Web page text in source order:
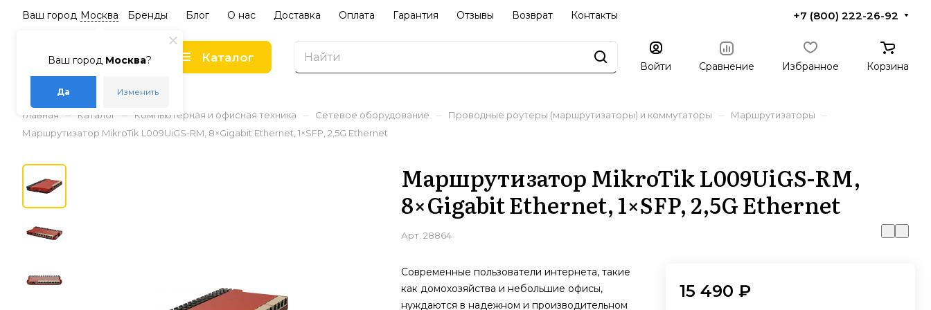
Ваш город Москва?
Да Изменить
Ваш город Москва Бренды Блог О нас Доставка Оплата Гарантия Отзывы Возврат Контакты +7 (800) 222-26-92
Каталог
Войти Сравнение Избранное Корзина
Главная – Каталог – Компьютерная и офисная техника – Сетевое оборудование – Проводные роутеры (маршрутизаторы) и коммутаторы – Маршрутизаторы –
Маршрутизатор MikroTik L009UiGS-RM, 8×Gigabit Ethernet, 1×SFP, 2,5G Ethernet
Маршрутизатор MikroTik L009UiGS-RM,
8×Gigabit Ethernet, 1×SFP, 2,5G Ethernet
Арт. 28864
Современные пользователи интернета, такие
как домохозяйства и небольшие офисы,
нуждаются в надежном и производительном
15 490 ₽